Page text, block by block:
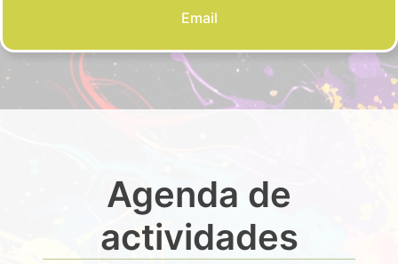
Email
Agenda de
actividades